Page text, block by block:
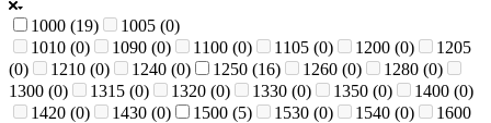
1000 (19) 1005 (0)
1010 (0) 1090 (0) 1100 (0) 1105 (0) 1200 (0)
1205
(0) 1210 (0) 1240 (0) 1250 (16) 1260 (0) 1280 (0)
1300 (0) 1315 (0) 1320 (0) 1330 (0) 1350 (0) 1400 (0)
1420 (0) 1430 (0) 1500 (5) 1530 (0) 1540 (0)
1600